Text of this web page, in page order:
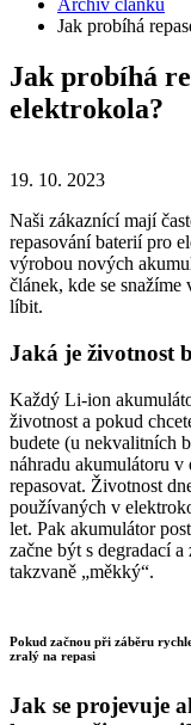
Jak probíhá
Jak probíhá
elektrokola?
19. 10. 2023
Naši zákaznící mají
repasování baterií pro
výrobou nových
článek, kde se snažíme
líbit.
Jaká je životnost
Každý Li-ion
životnost a pokud
budete (u nekvalitních
náhradu akumulátoru v
repasovat. Životnost
používaných v
let. Pak akumulátor
začne být s degradací
takzvaně „měkký“.
Pokud začnou při záběru
zralý na repasi
Jak se projevuje